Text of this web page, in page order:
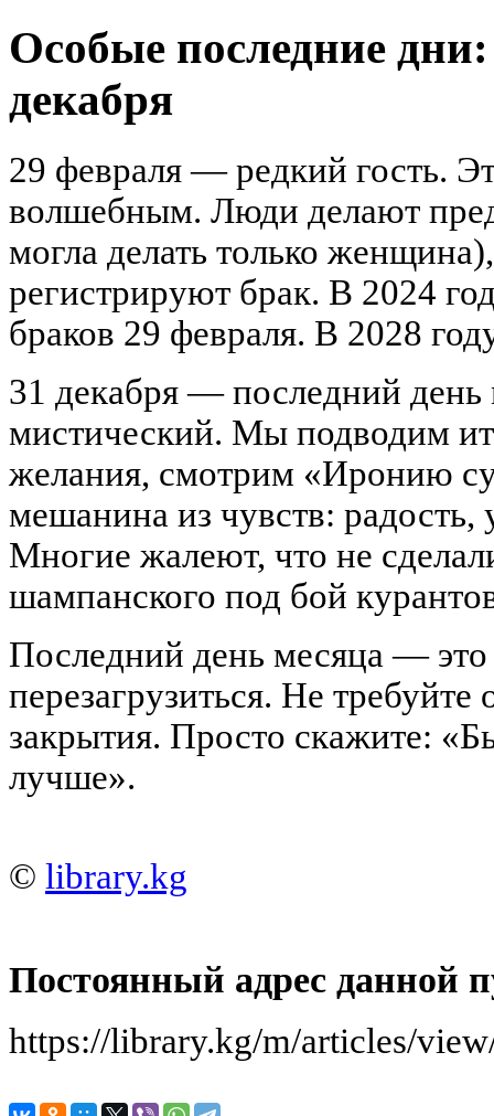
Особые последние
декабря
29 февраля — редкий гость.
волшебным. Люди делают
могла делать только
регистрируют брак. В 2024
браков 29 февраля. В 2028
31 декабря — последний
мистический. Мы подводим
желания, смотрим «Иронию
мешанина из чувств: радость,
Многие жалеют, что не
шампанского под бой
Последний день месяца —
перезагрузиться. Не требуйте
закрытия. Просто скажите:
лучше».
© library.kg
Постоянный адрес данной
https://library.kg/m/articles/